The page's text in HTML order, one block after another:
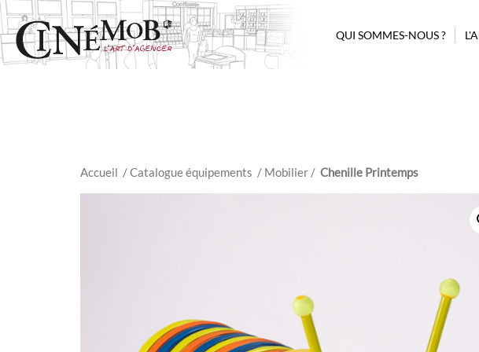
QUI SOMMES-NOUS ?
Accueil / Catalogue équipements / Mobilier / Chenille Printemps